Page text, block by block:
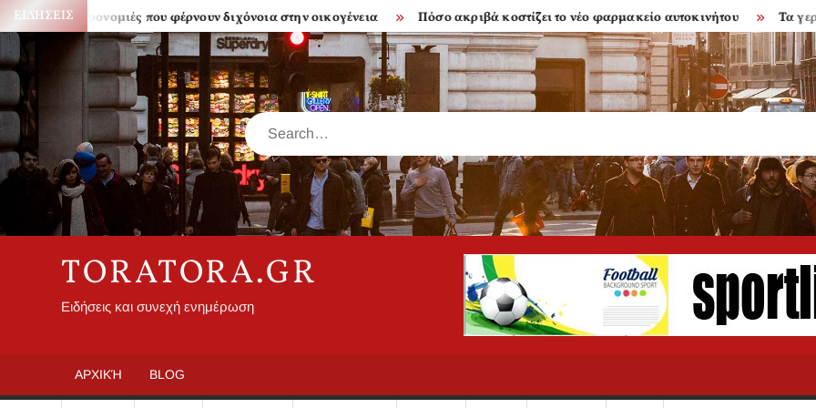
Skip
to
content
ΕΙΔΉΣΕΙΣ
Κληρονομιές που φέρνουν διχόνοια στην οικογένεια Πόσο ακριβά κοστίζει το νέο φαρμακείο αυτοκινήτου Τα
Search
TORATORA.GR
Ειδήσεις και συνεχή ενημέρωση
ΑΡΧΙΚΉ BLOG